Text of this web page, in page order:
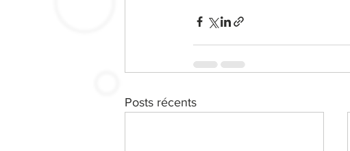
Posts récents